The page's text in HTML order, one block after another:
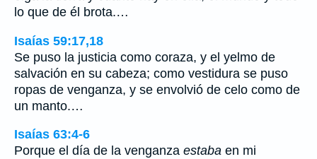
lo que de él brota.…
Isaías 59:17,18
Se puso la justicia como coraza, y el yelmo de
salvación en su cabeza; como vestidura se puso
ropas de venganza, y se envolvió de celo como de
un manto.…
Isaías 63:4-6
Porque el día de la venganza estaba en mi